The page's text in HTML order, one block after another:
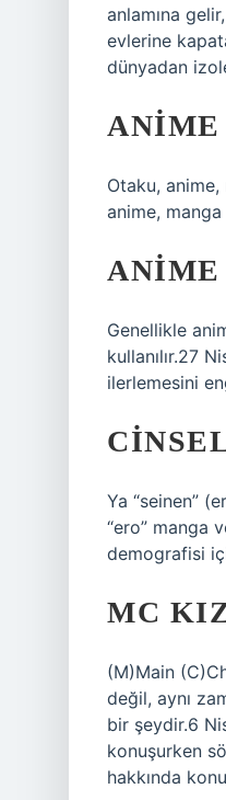
anlamına
evlerine
dünyadan
ANIME
Otaku, anime,
anime, manga
ANIME
Genellikle
kullanılır.27
ilerlemesini
Ya “seinen”
“ero” manga
demografisi
MC
(M)Main
değil, aynı
bir şeydir.6
konuşurken
hakkında